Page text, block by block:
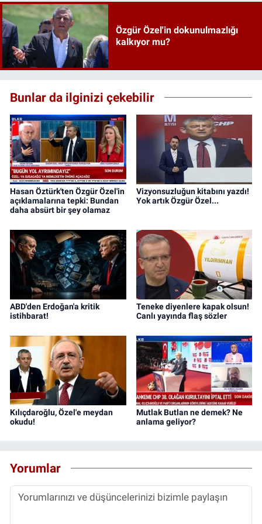
Özgür Özel'in dokunulmazlığı
kalkıyor mu?
Bunlar da ilginizi çekebilir
Hasan Öztürk'ten Özgür Özel'in
açıklamalarına tepki: Bundan
daha absürt bir şey olamaz
Vizyonsuzluğun kitabını yazdı!
Yok artık Özgür Özel...
ABD'den Erdoğan'a kritik
istihbarat!
Teneke diyenlere kapak olsun!
Canlı yayında flaş sözler
Kılıçdaroğlu, Özel'e meydan
okudu!
Mutlak Butlan ne demek? Ne
anlama geliyor?
Yorumlar